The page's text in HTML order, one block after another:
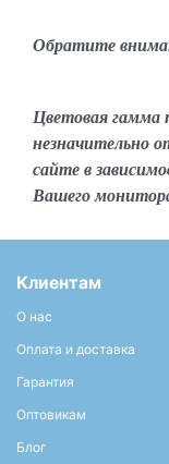
Обратите
Цветовая гамма
незначительно
сайте в
Вашего
Клиентам
О нас
Оплата и доставка
Гарантия
Оптовикам
Блог